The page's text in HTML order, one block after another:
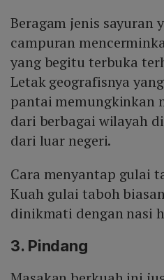
Beragam jenis sayuran
campuran
yang begitu terbuka
Letak geografisnya
pantai memungkinkan
dari berbagai wilayah
dari luar negeri.
Cara menyantap gulai
Kuah gulai taboh
dinikmati dengan nasi
3. Pindang